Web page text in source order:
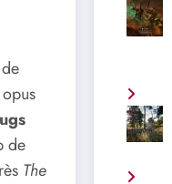
de
The